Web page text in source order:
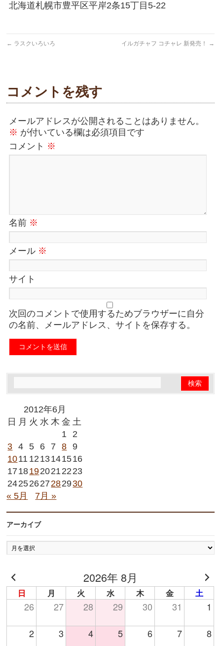
北海道札幌市豊平区平岸2条15丁目5-22
← ラスクいろいろ イルガチャフ コチャレ 新発売！ →
コメントを残す
メールアドレスが公開されることはありません。
※ が付いている欄は必須項目です
コメント ※
名前 ※
メール ※
サイト
次回のコメントで使用するためブラウザーに自分
の名前、メールアドレス、サイトを保存する。
2012年6月
日 月 火 水 木 金 土
1
2
3
4 5 6 7 8
9
1011 12 13141516
17 1819202122 23
24252627282930
« 5月
7月 »
アーカイブ
ア
ー
イ
ブ
2026年 8月
日 月 火 水 木 金 土
26 27 28 29 30 31 1
2 3 4 5 6 7 8